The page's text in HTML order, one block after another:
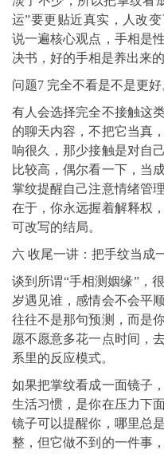
运”要更贴近真实，人改
说一遍核心观点，手相是
决书，好的手相是养出来
问题7 完全不看是不是更好
有人会选择完全不接触这
的聊天内容，不把它当真
响很久，那少接触是对自
比较高，偶尔看一下，当
掌纹提醒自己注意情绪管
在于，你永远握着解释权
可改写的结局。
六 收尾一讲：把手纹当成
谈到所谓“手相测姻缘”，
岁遇见谁，感情会不会平
往往不是那句预测，而是
愿不愿意多花一点时间，
系里的反应模式。
如果把掌纹看成一面镜子
生活习惯，是你在压力下
镜子可以提醒你，哪里总
整，但它做不到的一件事